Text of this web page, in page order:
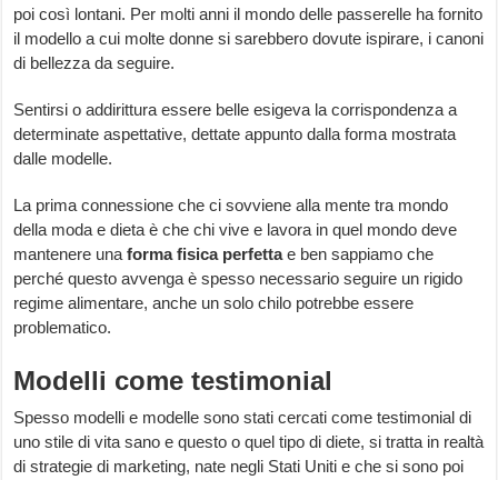
poi così lontani. Per molti anni il mondo delle passerelle ha fornito
il modello a cui molte donne si sarebbero dovute ispirare, i canoni
di bellezza da seguire.
Sentirsi o addirittura essere belle esigeva la corrispondenza a
determinate aspettative, dettate appunto dalla forma mostrata
dalle modelle.
La prima connessione che ci sovviene alla mente tra mondo
della moda e dieta è che chi vive e lavora in quel mondo deve
mantenere unaforma fisica perfettae ben sappiamo che
perché questo avvenga è spesso necessario seguire un rigido
regime alimentare, anche un solo chilo potrebbe essere
problematico.
Modelli come testimonial
Spesso modelli e modelle sono stati cercati come testimonial di
uno stile di vita sano e questo o quel tipo di diete, si tratta in realtà
di strategie di marketing, nate negli Stati Uniti e che si sono poi